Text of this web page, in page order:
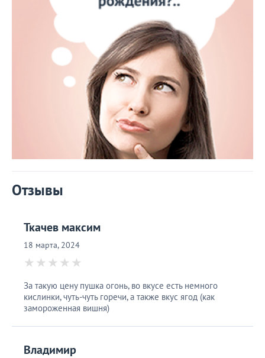
Отзывы
Ткачев максим
18 марта, 2024
За такую цену пушка огонь, во вкусе есть немного
кислинки, чуть-чуть горечи, а также вкус ягод (как
замороженная вишня)
Владимир